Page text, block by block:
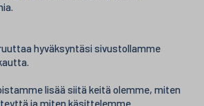
hyväksyntäsi sivustollamme
lisää siitä keitä olemme, miten
ja miten käsittelemme